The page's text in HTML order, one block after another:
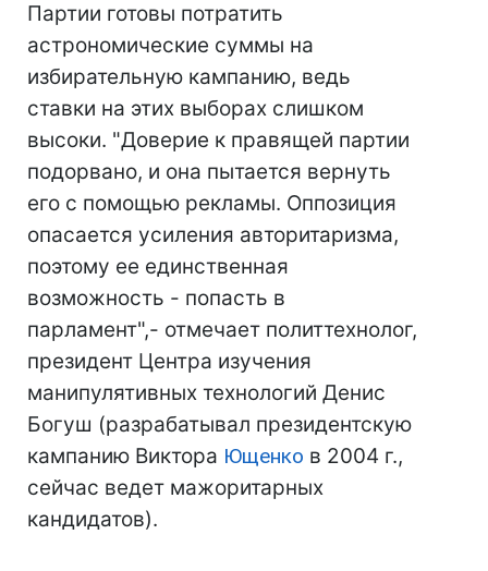
Партии готовы потратить
астрономические суммы на
избирательную кампанию, ведь
ставки на этих выборах слишком
высоки. "Доверие к правящей партии
подорвано, и она пытается вернуть
его с помощью рекламы. Оппозиция
опасается усиления авторитаризма,
поэтому ее единственная
возможность - попасть в
парламент",- отмечает политтехнолог,
президент Центра изучения
манипулятивных технологий Денис
Богуш (разрабатывал президентскую
кампанию Виктора Ющенко в 2004 г.,
сейчас ведет мажоритарных
кандидатов).